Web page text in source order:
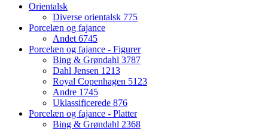
Orientalsk
Diverse orientalsk 775
Porcelæn og fajance
Andet6745
Porcelæn og fajance - Figurer
Bing & Grøndahl 3787
Dahl Jensen 1213
Royal Copenhagen 5123
Andre 1745
Uklassificerede 876
Porcelæn og fajance - Platter
Bing & Grøndahl 2368